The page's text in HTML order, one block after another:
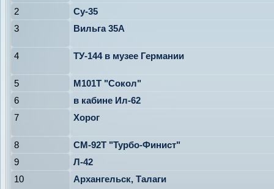
2
Су-35
3
Вильга 35А
4 ТУ-144 в музее Германии
5
М101Т "Сокол"
6
в кабине Ил-62
7
Хорог
8
СМ-92Т "Турбо-Финист"
9
Л-42
10
Архангельск, Талаги